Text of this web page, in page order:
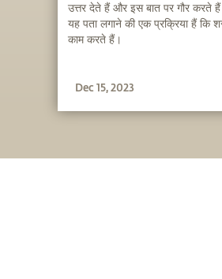
उत्तर देते हैं और इस बात पर गौर
यह पता लगाने की एक प्रक्रिया हैं कि
काम करते हैं।
Dec 15, 2023